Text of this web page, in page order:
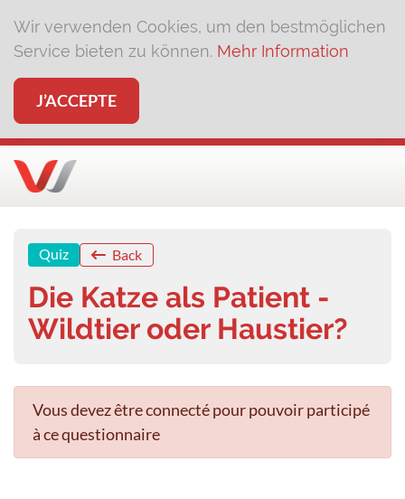
Wir verwenden Cookies, um den bestmöglichen
Service bieten zu können. Mehr Information
J’ACCEPTE
Quiz Back
Die Katze als Patient -
Wildtier oder Haustier?
Vous devez être connecté pour pouvoir participé
à ce questionnaire